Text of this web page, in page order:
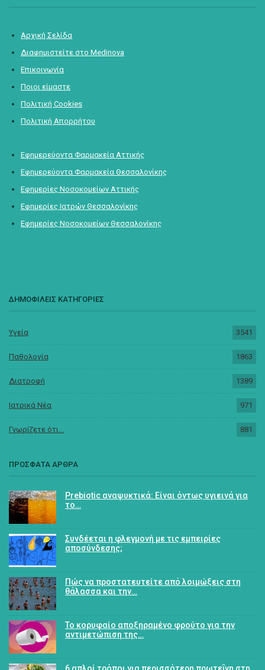
Αρχική Σελίδα
Διαφημιστείτε στο Medinova
Επικοινωνία
Ποιοι είμαστε
Πολιτική Cookies
Πολιτική Απορρήτου
Εφημερεύοντα Φαρμακεία Αττικής
Εφημερεύοντα Φαρμακεία Θεσσαλονίκης
Εφημερίες Νοσοκομείων Αττικής
Εφημερίες Ιατρών Θεσσαλονίκης
Εφημερίες Νοσοκομείων Θεσσαλονίκης
ΔΗΜΟΦΙΛΕΙΣ ΚΑΤΗΓΟΡΙΕΣ
Υγεία 3541
Παθολογία 1863
Διατροφή 1389
Ιατρικά Νέα 971
Γνωρίζετε ότι... 881
ΠΡΟΣΦΑΤΑ ΑΡΘΡΑ
Prebiotic αναψυκτικά: Είναι όντως υγιεινά για
το…
Συνδέεται η φλεγμονή με τις εμπειρίες
αποσύνδεσης;
Πώς να προστατευτείτε από λοιμώξεις στη
θάλασσα και την…
Το κορυφαίο αποξηραμένο φρούτο για την
αντιμετώπιση της…